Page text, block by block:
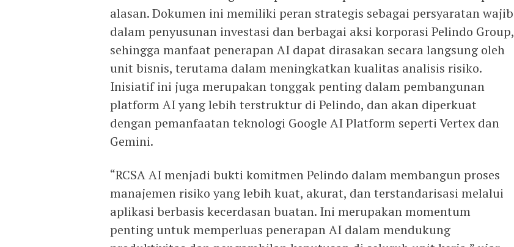
alasan. Dokumen ini memiliki peran strategis sebagai persyaratan wajib
dalam penyusunan investasi dan berbagai aksi korporasi Pelindo Group,
sehingga manfaat penerapan AI dapat dirasakan secara langsung oleh
unit bisnis, terutama dalam meningkatkan kualitas analisis risiko.
Inisiatif ini juga merupakan tonggak penting dalam pembangunan
platform AI yang lebih terstruktur di Pelindo, dan akan diperkuat
dengan pemanfaatan teknologi Google AI Platform seperti Vertex dan
Gemini.
“RCSA AI menjadi bukti komitmen Pelindo dalam membangun proses
manajemen risiko yang lebih kuat, akurat, dan terstandarisasi melalui
aplikasi berbasis kecerdasan buatan. Ini merupakan momentum
penting untuk memperluas penerapan AI dalam mendukung